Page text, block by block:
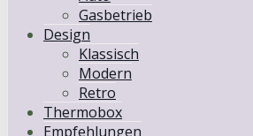
Gasbetrieb
Design
Klassisch
Modern
Retro
Thermobox
Empfehlungen